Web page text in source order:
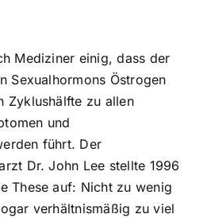
Mediziner einig, dass der
Sexualhormons Östrogen
Zyklushälfte zu allen
und
führt. Der
Dr. John Lee stellte 1996
These auf: Nicht zu wenig
verhältnismäßig zu viel